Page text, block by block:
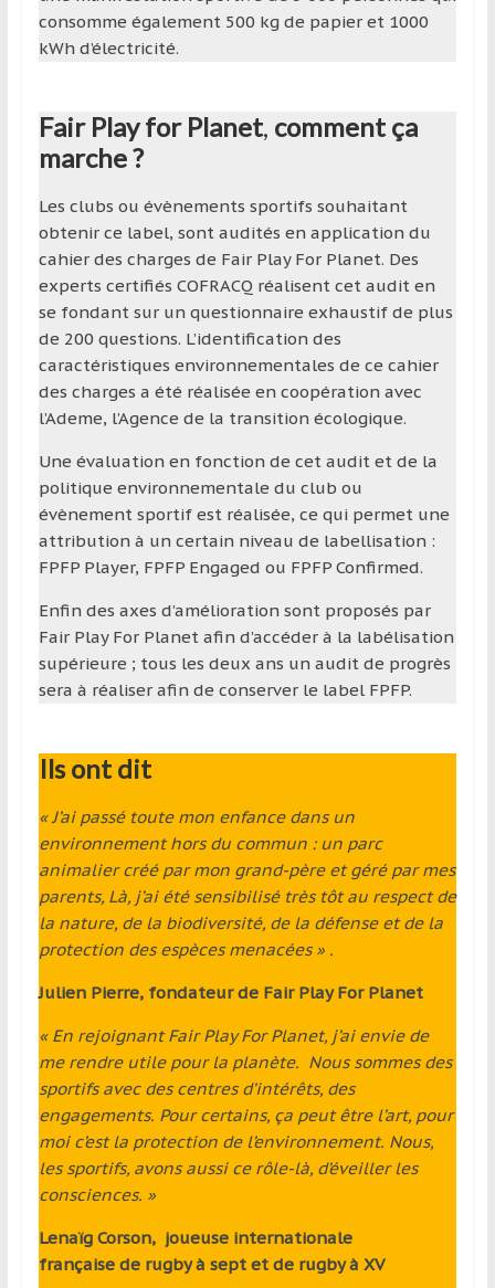
consomme également 500 kg de papier et 1000
kWh d’électricité.
Fair Play for Planet, comment ça
marche ?
Les clubs ou évènements sportifs souhaitant
obtenir ce label, sont audités en application du
cahier des charges de Fair Play For Planet. Des
experts certifiés COFRACQ réalisent cet audit en
se fondant sur un questionnaire exhaustif de plus
de 200 questions. L’identification des
caractéristiques environnementales de ce cahier
des charges a été réalisée en coopération avec
l’Ademe, l’Agence de la transition écologique.
Une évaluation en fonction de cet audit et de la
politique environnementale du club ou
évènement sportif est réalisée, ce qui permet une
attribution à un certain niveau de labellisation :
FPFP Player, FPFP Engaged ou FPFP Confirmed.
Enfin des axes d’amélioration sont proposés par
Fair Play For Planet afin d’accéder à la labélisation
supérieure ; tous les deux ans un audit de progrès
sera à réaliser afin de conserver le label FPFP.
Ils ont dit
« J’ai passé toute mon enfance dans un
environnement hors du commun : un parc
animalier créé par mon grand-père et géré par mes
parents, Là, j’ai été sensibilisé très tôt au respect de
la nature, de la biodiversité, de la défense et de la
protection des espèces menacées » .
Julien Pierre, fondateur de Fair Play For Planet
« En rejoignant Fair Play For Planet, j’ai envie de
me rendre utile pour la planète. Nous sommes des
sportifs avec des centres d’intérêts, des
engagements. Pour certains, ça peut être l’art, pour
moi c’est la protection de l’environnement. Nous,
les sportifs, avons aussi ce rôle-là, d’éveiller les
consciences. »
Lenaïg Corson, joueuse internationale
française de rugby à sept et de rugby à XV